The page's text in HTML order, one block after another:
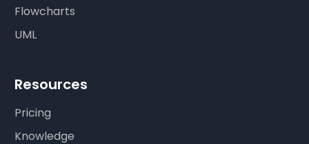
Flowcharts
UML
Resources
Pricing
Knowledge